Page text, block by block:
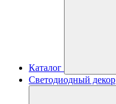
Каталог
Светодиодный декор